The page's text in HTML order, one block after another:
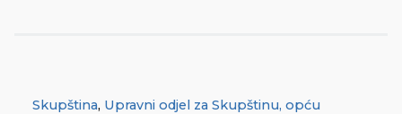
Skupština, Upravni odjel za Skupštinu, opću